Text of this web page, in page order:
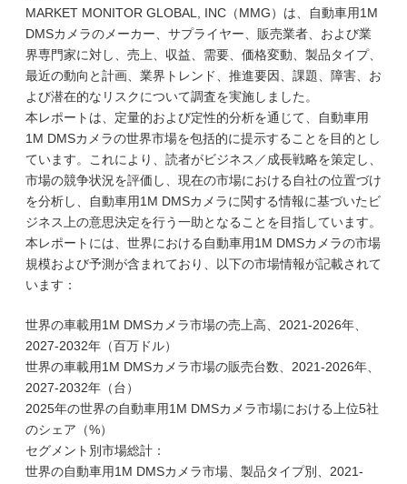
MARKET MONITOR GLOBAL, INC（MMG）は、自動車用1M
DMSカメラのメーカー、サプライヤー、販売業者、および業
界専門家に対し、売上、収益、需要、価格変動、製品タイプ、
最近の動向と計画、業界トレンド、推進要因、課題、障害、お
よび潜在的なリスクについて調査を実施しました。
本レポートは、定量的および定性的分析を通じて、自動車用
1M DMSカメラの世界市場を包括的に提示することを目的とし
ています。これにより、読者がビジネス／成長戦略を策定し、
市場の競争状況を評価し、現在の市場における自社の位置づけ
を分析し、自動車用1M DMSカメラに関する情報に基づいたビ
ジネス上の意思決定を行う一助となることを目指しています。
本レポートには、世界における自動車用1M DMSカメラの市場
規模および予測が含まれており、以下の市場情報が記載されて
います：
世界の車載用1M DMSカメラ市場の売上高、2021-2026年、
2027-2032年（百万ドル）
世界の車載用1M DMSカメラ市場の販売台数、2021-2026年、
2027-2032年（台）
2025年の世界の自動車用1M DMSカメラ市場における上位5社
のシェア（%）
セグメント別市場総計：
世界の自動車用1M DMSカメラ市場、製品タイプ別、2021-